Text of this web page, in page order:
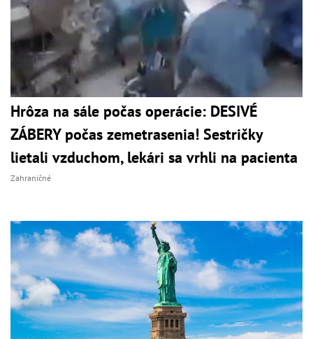
Hrôza na sále počas operácie: DESIVÉ
ZÁBERY počas zemetrasenia! Sestričky
lietali vzduchom, lekári sa vrhli na pacienta
Zahraničné